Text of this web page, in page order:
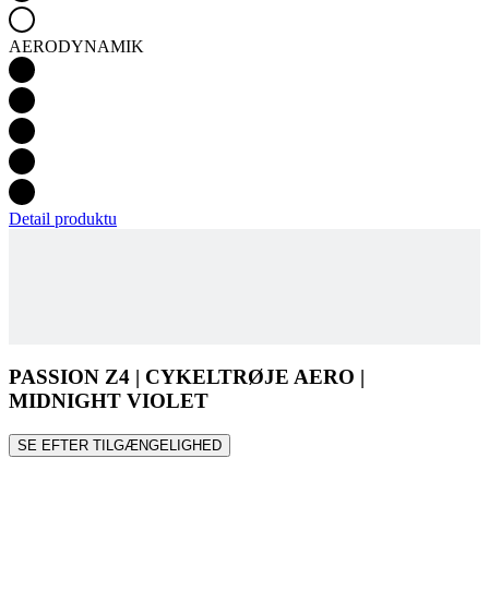
AERODYNAMIK
Detail produktu
PASSION Z4 | CYKELTRØJE AERO |
MIDNIGHT VIOLET
SE EFTER TILGÆNGELIGHED